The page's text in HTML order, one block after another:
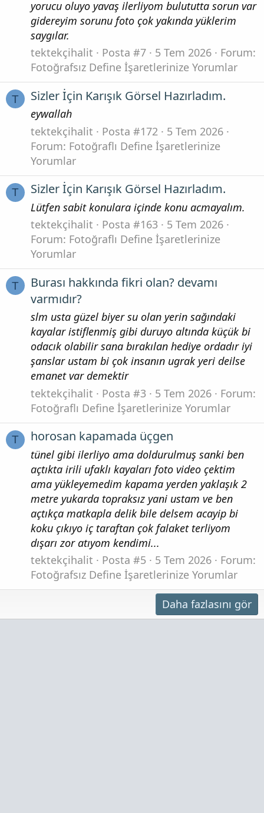
yorucu oluyo yavaş ilerliyom bulututta sorun var
gidereyim sorunu foto çok yakında yüklerim
saygılar.
tektekçihalit
Posta #7 5 Tem 2026
Forum:
Fotoğrafsız Define İşaretlerinize Yorumlar
T Sizler İçin Karışık Görsel Hazırladım.
eywallah
tektekçihalit
Posta #172
5 Tem 2026
Forum: Fotoğraflı Define İşaretlerinize
Yorumlar
T Sizler İçin Karışık Görsel Hazırladım.
Lütfen sabit konulara içinde konu acmayalım.
tektekçihalit
Posta #163
5 Tem 2026
Forum: Fotoğraflı Define İşaretlerinize
Yorumlar
T
Burası hakkında fikri olan? devamı
varmıdır?
slm usta güzel biyer su olan yerin sağındaki
kayalar istiflenmiş gibi duruyo altında küçük bi
odacık olabilir sana bırakılan hediye ordadır iyi
şanslar ustam bi çok insanın ugrak yeri deilse
emanet var demektir
tektekçihalit
Posta #3 5 Tem 2026
Forum:
Fotoğraflı Define İşaretlerinize Yorumlar
T horosan kapamada üçgen
tünel gibi ilerliyo ama doldurulmuş sanki ben
açtıkta irili ufaklı kayaları foto video çektim
ama yükleyemedim kapama yerden yaklaşık 2
metre yukarda topraksız yani ustam ve ben
açtıkça matkapla delik bile delsem acayip bi
koku çıkıyo iç taraftan çok falaket terliyom
dışarı zor atıyom kendimi...
tektekçihalit
Posta #5 5 Tem 2026
Forum:
Fotoğrafsız Define İşaretlerinize Yorumlar
Daha fazlasını gör